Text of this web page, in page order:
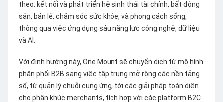
theo: kết nối và phát triển hệ sinh thái tài chính, bất động
sản, bán lẻ, chăm sóc sức khỏe, và phong cách sống,
thông qua việc ứng dụng sâu năng lực công nghệ, dữ liệu
và AI.
Với định hướng này, One Mount sẽ chuyển dịch từ mô hình
phân phối B2B sang việc tập trung mở rộng các nền tảng
số, từ quản lý chuỗi cung ứng, tới các giải pháp toàn diện
cho phân khúc merchants, tích hợp với các platform B2C